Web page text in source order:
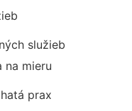
služieb
na mieru
prax